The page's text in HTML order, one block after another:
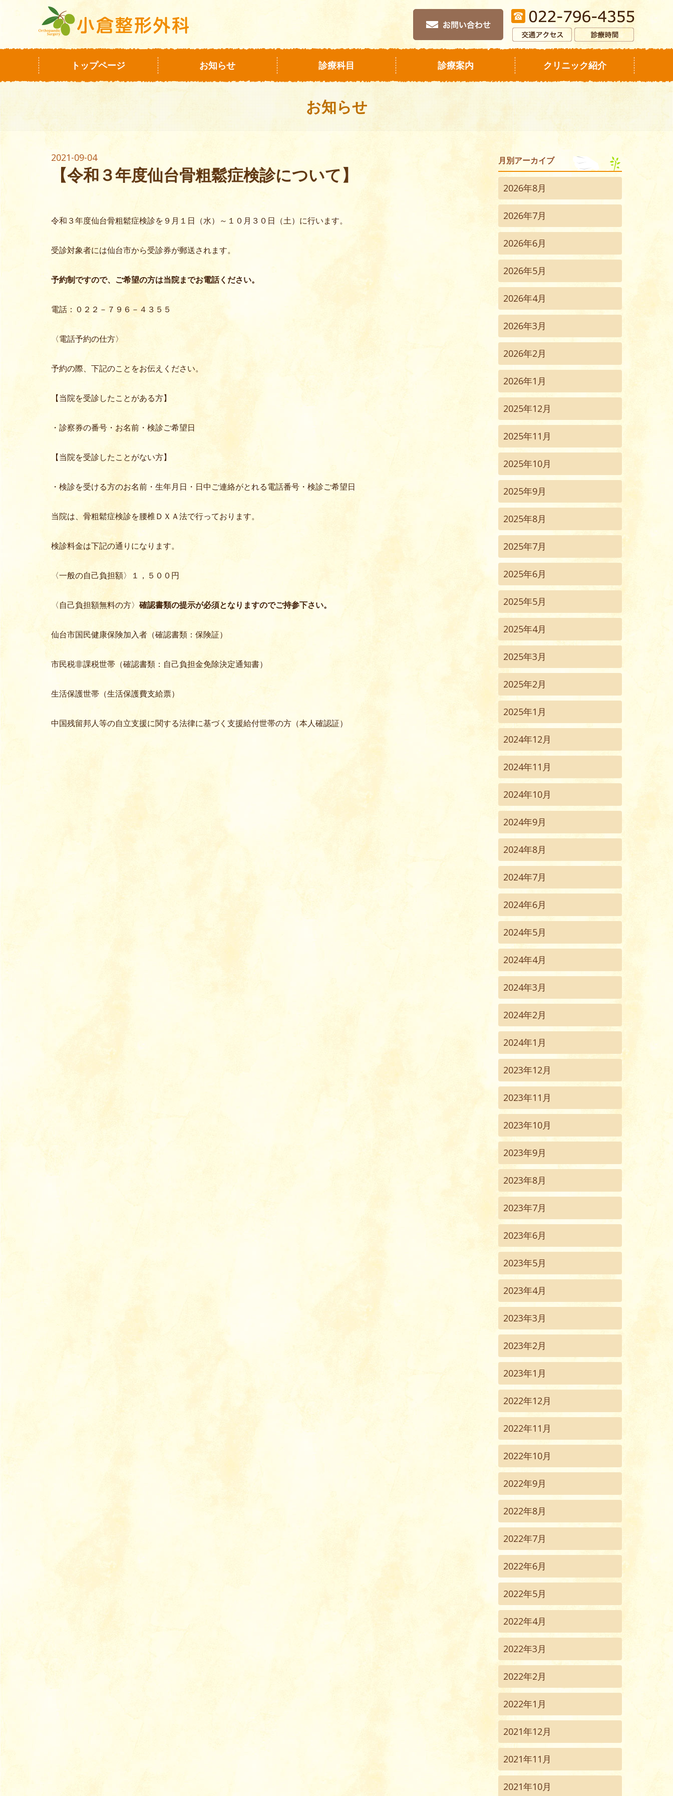
お知らせ
2021-09-04
【令和３年度仙台骨粗鬆症検診について】
令和３年度仙台骨粗鬆症検診を９月１日（水）～１０月３０日（土）に行います。
受診対象者には仙台市から受診券が郵送されます。
予約制ですので、ご希望の方は当院までお電話ください。
電話：０２２－７９６－４３５５
〈電話予約の仕方〉
予約の際、下記のことをお伝えください。
【当院を受診したことがある方】
・診察券の番号・お名前・検診ご希望日
【当院を受診したことがない方】
・検診を受ける方のお名前・生年月日・日中ご連絡がとれる電話番号・検診ご希望日
当院は、骨粗鬆症検診を腰椎ＤＸＡ法で行っております。
検診料金は下記の通りになります。
〈一般の自己負担額〉１，５００円
〈自己負担額無料の方〉確認書類の提示が必須となりますのでご持参下さい。
仙台市国民健康保険加入者（確認書類：保険証）
市民税非課税世帯（確認書類：自己負担金免除決定通知書）
生活保護世帯（生活保護費支給票）
中国残留邦人等の自立支援に関する法律に基づく支援給付世帯の方（本人確認証）
月別アーカイブ
2026年8月
2026年7月
2026年6月
2026年5月
2026年4月
2026年3月
2026年2月
2026年1月
2025年12月
2025年11月
2025年10月
2025年9月
2025年8月
2025年7月
2025年6月
2025年5月
2025年4月
2025年3月
2025年2月
2025年1月
2024年12月
2024年11月
2024年10月
2024年9月
2024年8月
2024年7月
2024年6月
2024年5月
2024年4月
2024年3月
2024年2月
2024年1月
2023年12月
2023年11月
2023年10月
2023年9月
2023年8月
2023年7月
2023年6月
2023年5月
2023年4月
2023年3月
2023年2月
2023年1月
2022年12月
2022年11月
2022年10月
2022年9月
2022年8月
2022年7月
2022年6月
2022年5月
2022年4月
2022年3月
2022年2月
2022年1月
2021年12月
2021年11月
2021年10月
トップページ お知らせ 診療科目 診療案内 クリニック紹介